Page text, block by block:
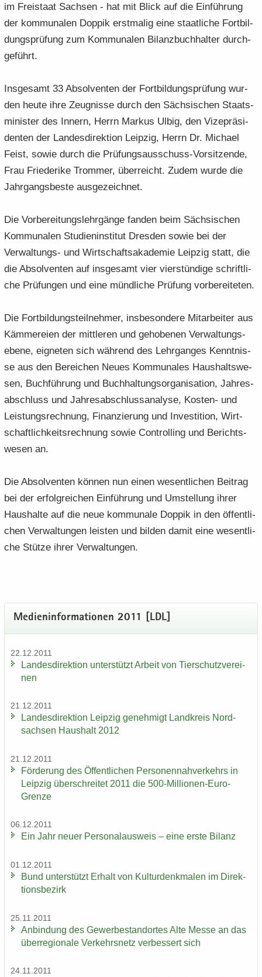
im Frei­staat Sach­sen - hat mit Blick auf die Ein­füh­rung
der kom­mu­na­len Dop­pik erst­ma­lig eine staat­li­che Fort­bil­
dungs­prü­fung zum Kom­mu­na­len Bi­lanz­buch­hal­ter durch­
ge­führt.
Ins­ge­samt 33 Ab­sol­ven­ten der Fort­bil­dungs­prü­fung wur­
den heute ihre Zeug­nis­se durch den Säch­si­schen Staats­
mi­nis­ter des In­nern, Herrn Mar­kus Ulbig, den Vi­ze­prä­si­
den­ten der Lan­des­di­rek­ti­on Leip­zig, Herrn Dr. Mi­cha­el
Feist, sowie durch die Prüfungsausschuss-​Vorsitzende,
Frau Frie­de­ri­ke Trom­mer, über­reicht. Zudem wurde die
Jahr­gangs­bes­te aus­ge­zeich­net.
Die Vor­be­rei­tungs­lehr­gän­ge fan­den beim Säch­si­schen
Kom­mu­na­len Stu­di­en­in­sti­tut Dres­den sowie bei der
Verwaltungs-​ und Wirt­schafts­aka­de­mie Leip­zig statt, die
die Ab­sol­ven­ten auf ins­ge­samt vier vier­stün­di­ge schrift­li­
che Prü­fun­gen und eine münd­li­che Prü­fung vor­be­rei­te­ten.
Die Fort­bil­dungs­teil­neh­mer, ins­be­son­de­re Mit­ar­bei­ter aus
Käm­me­rei­en der mitt­le­ren und ge­ho­be­nen Ver­wal­tungs­
ebe­ne, eig­ne­ten sich wäh­rend des Lehr­gan­ges Kennt­nis­
se aus den Be­rei­chen Neues Kom­mu­na­les Haus­halts­we­
sen, Buch­füh­rung und Buch­hal­tungs­or­ga­ni­sa­ti­on, Jah­res­
ab­schluss und Jah­res­ab­schluss­ana­ly­se, Kosten-​ und
Leis­tungs­rech­nung, Fi­nan­zie­rung und In­ves­ti­ti­on, Wirt­
schaft­lich­keits­rech­nung sowie Con­trol­ling und Be­richts­
we­sen an.
Die Ab­sol­ven­ten kön­nen nun einen we­sent­li­chen Bei­trag
bei der er­folg­rei­chen Ein­füh­rung und Um­stel­lung ihrer
Haus­hal­te auf die neue kom­mu­na­le Dop­pik in den öf­fent­li­
chen Ver­wal­tun­gen leis­ten und bil­den damit eine we­sent­li­
che Stüt­ze ihrer Ver­wal­tun­gen.
Me­di­en­in­for­ma­tio­nen 2011 [LDL]
22.12.2011
Lan­des­di­rek­ti­on un­ter­stützt Ar­beit von Tier­schutz­ver­ei­
nen
21.12.2011
Lan­des­di­rek­ti­on Leip­zig ge­neh­migt Land­kreis Nord­
sach­sen Haus­halt 2012
21.12.2011
För­de­rung des Öf­fent­li­chen Per­so­nen­nah­ver­kehrs in
Leip­zig über­schrei­tet 2011 die 500-​Millionen-Euro-
Grenze
06.12.2011
Ein Jahr neuer Per­so­nal­aus­weis – eine erste Bi­lanz
01.12.2011
Bund un­ter­stützt Er­halt von Kul­tur­denk­ma­len im Di­rek­
ti­ons­be­zirk
25.11.2011
An­bin­dung des Ge­wer­be­stand­or­tes Alte Messe an das
über­re­gio­na­le Ver­kehrs­netz ver­bes­sert sich
24.11.2011